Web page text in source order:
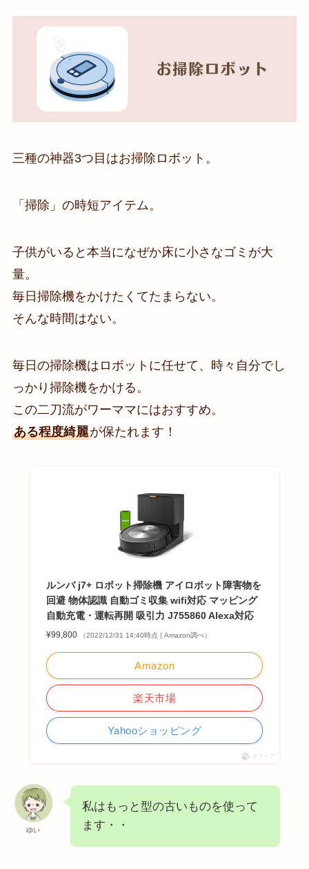
三種の神器3つ目はお掃除ロボット。
「掃除」の時短アイテム。
子供がいると本当になぜか床に小さなゴミが大
量。
毎日掃除機をかけたくてたまらない。
そんな時間はない。
毎日の掃除機はロボットに任せて、時々自分でし
っかり掃除機をかける。
この二刀流がワーママにはおすすめ。
ある程度綺麗が保たれます！
ルンバ j7+ ロボット掃除機 アイロボット障害物を
回避 物体認識 自動ゴミ収集 wifi対応 マッピング
自動充電・運転再開 吸引力 J755860 Alexa対応
¥99,800 （2022/12/31 14:40時点 | Amazon調べ）
Amazon
楽天市場
Yahooショッピング
ポチップ
ゆい
私はもっと型の古いものを使って
ます・・